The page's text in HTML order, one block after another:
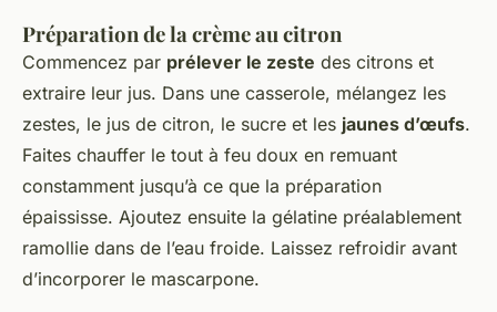
Préparation de la crème au citron
Commencez par prélever le zeste des citrons et
extraire leur jus. Dans une casserole, mélangez les
zestes, le jus de citron, le sucre et les jaunes d’œufs.
Faites chauffer le tout à feu doux en remuant
constamment jusqu’à ce que la préparation
épaississe. Ajoutez ensuite la gélatine préalablement
ramollie dans de l’eau froide. Laissez refroidir avant
d’incorporer le mascarpone.